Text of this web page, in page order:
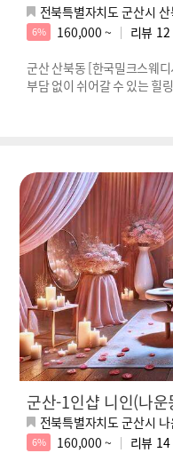
전북특별자치도 군산시
6% 160,000 ~ 리뷰 12
군산 산북동 [한국밀크스웨
부담 없이 쉬어갈 수 있는 힐
군산-1인샵 니인(나운
전북특별자치도 군산시
6% 160,000 ~ 리뷰 14